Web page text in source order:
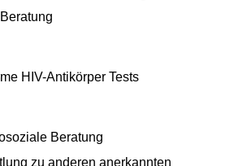
HIV-Antikörper Tests
Beratung
zu anderen anerkannten